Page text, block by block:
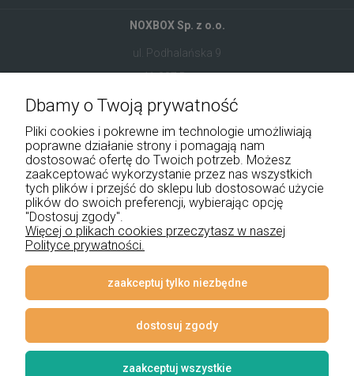
NOXBOX Sp. z o.o.
ul. Podhalańska 9
41-907 Bytom
+48 534 555 344
sklep@noxbox.pl
Pomoc
Płatności i dostawa
Informacje
Dbamy o Twoją prywatność
Pliki cookies i pokrewne im technologie umożliwiają
poprawne działanie strony i pomagają nam
dostosować ofertę do Twoich potrzeb. Możesz
zaakceptować wykorzystanie przez nas wszystkich
tych plików i przejść do sklepu lub dostosować użycie
plików do swoich preferencji, wybierając opcję
"Dostosuj zgody".
Więcej o plikach cookies przeczytasz w naszej
Polityce prywatności.
zaakceptuj tylko niezbędne
dostosuj zgody
zaakceptuj wszystkie